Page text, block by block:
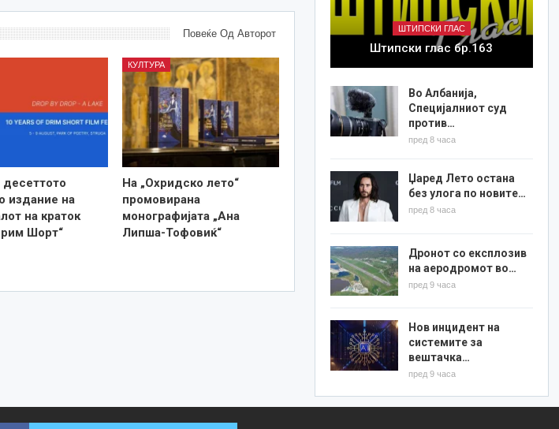
Повеќе Од Авторот
издание на
на краток
Шорт“
КУЛТУРА
На „Охридско лето“
промовирана
монографијата „Ана
Липша-Тофовиќ“
ШТИПСКИ ГЛАС
Штипски глас бр.163
Во Албанија,
Специјалниот суд
против…
пред 8 часа
Џаред Лето остана
без улога по новите…
пред 8 часа
Дронот со експлозив
на аеродромот во…
пред 9 часа
Нов инцидент на
системите за
вештачка…
пред 9 часа